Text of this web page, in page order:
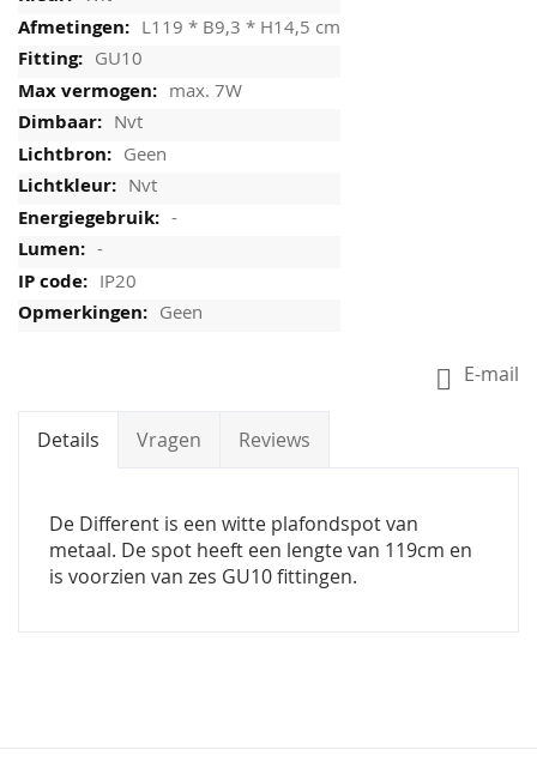
L119 * B9,3 * H14,5 cm
GU10
max. 7W
Nvt
Geen
Nvt
-
-
IP20
Geen
E-mail
Details Vragen Reviews
De Different is een witte plafondspot van
metaal. De spot heeft een lengte van 119cm en
is voorzien van zes GU10 fittingen.